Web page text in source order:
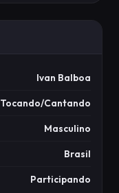
Ivan Balboa
Tocando/Cantando
Masculino
Brasil
Participando